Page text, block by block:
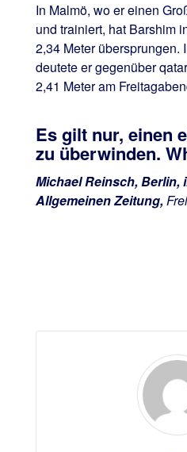
In Malmö, wo er einen
und trainiert, hat Barshim
2,34 Meter übersprungen.
deutete er gegenüber
2,41 Meter am
Es gilt nur, einen
zu überwinden.
Michael Reinsch, Berlin,
Allgemeinen Zeitung,